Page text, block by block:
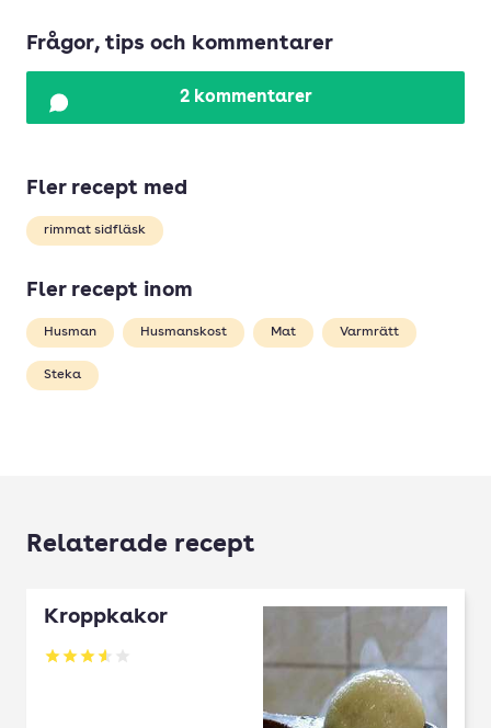
Frågor, tips och kommentarer
2 kommentarer
Fler recept med
rimmat sidfläsk
Fler recept inom
Husman Husmanskost Mat Varmrätt
Steka
Relaterade recept
Kroppkakor
Betyg: 3.54 av 5